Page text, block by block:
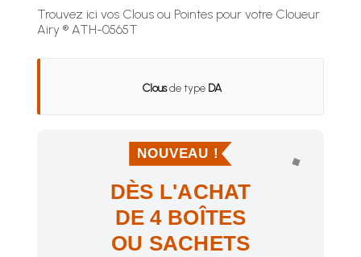
Trouvez ici vos Clous ou Pointes pour votre Cloueur
Airy ® ATH-0565T
Clousde type DA
NOUVEAU !
DÈS L'ACHAT
DE 4 BOÎTES
OU SACHETS